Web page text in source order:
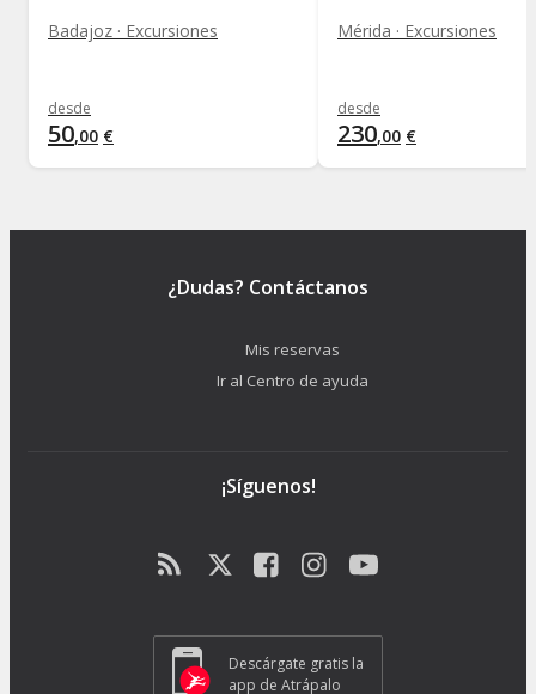
Badajoz · Excursiones
desde
50,00 €
Mérida · Excursiones
desde
230,00 €
¿Dudas? Contáctanos
Mis reservas
Ir al Centro de ayuda
¡Síguenos!
Descárgate gratis la
app de Atrápalo